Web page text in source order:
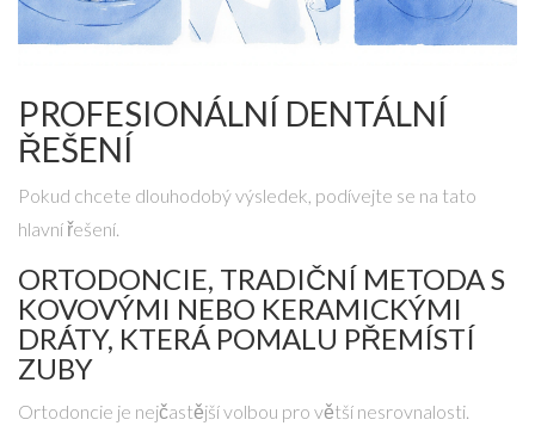
PROFESIONÁLNÍ DENTÁLNÍ
ŘEŠENÍ
Pokud chcete dlouhodobý výsledek, podívejte se na tato
hlavní řešení.
ORTODONCIE, TRADIČNÍ METODA S
KOVOVÝMI NEBO KERAMICKÝMI
DRÁTY, KTERÁ POMALU PŘEMÍSTÍ
ZUBY
Ortodoncie je nejčastější volbou pro větší nesrovnalosti.